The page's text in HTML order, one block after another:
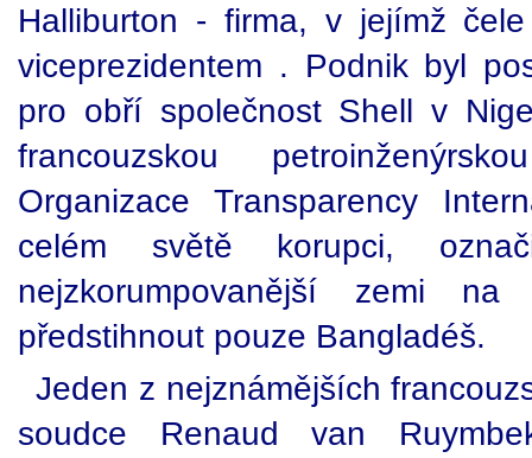
Halliburton - firma, v jejímž
viceprezidentem . Podnik byl
pro obří společnost Shell v
francouzskou
Organizace Transparency
celém světě korupci,
nejzkorumpovanější zemi
předstihnout pouze Bangladéš.
Jeden z nejznámějších
soudce Renaud van